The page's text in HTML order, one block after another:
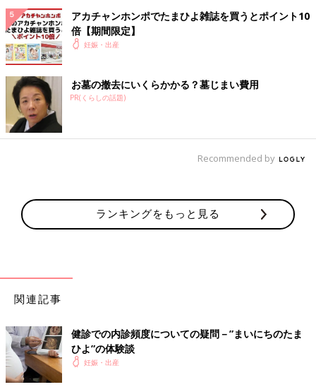
アカチャンホンポでたまひよ雑誌を買うとポイント10
倍【期間限定】
妊娠・出産
お墓の撤去にいくらかかる？墓じまい費用
PR(くらしの話題)
Recommended by
ランキングをもっと見る
関連記事
健診での内診頻度についての疑問－”まいにちのたま
ひよ”の体験談
妊娠・出産